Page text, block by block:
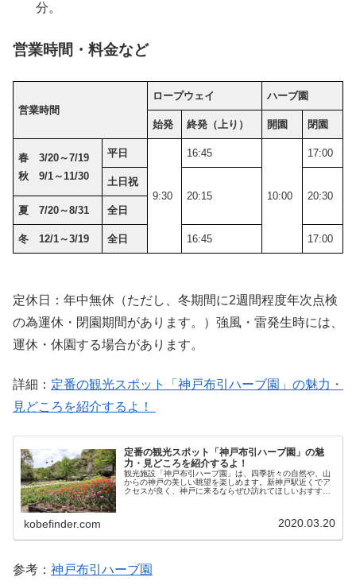
分。
営業時間・料金など
営業時間
ロープウェイ ハーブ園
始発 終発（上り） 開園 閉園
春 3/20～7/19
秋 9/1～11/30
平日
9:30
16:45
10:00
17:00
土日祝
20:15
20:30
夏 7/20～8/31
全日
冬 12/1～3/19 全日 16:45 17:00
定休日：年中無休（ただし、冬期間に2週間程度年次点検
の為運休・閉園期間があります。）強風・雷発生時には、
運休・休園する場合があります。
詳細： 定番の観光スポット「神戸布引ハーブ園」の魅力・
見どころを紹介するよ！
定番の観光スポット「神戸布引ハーブ園」の魅
力・見どころを紹介するよ！
観光施設「神戸布引ハーブ園」は、四季折々の自然や、山
からの神戸の美しい眺望を楽しめます。新神戸駅近くでア
クセスが良く、神戸に来るならぜひ訪れてほしいおすすめ
kobefinder.com 2020.03.20
参考： 神戸布引ハーブ園